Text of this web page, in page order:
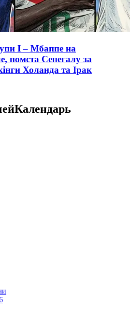
I – Мбаппе на
помста Сенегалу за
Холанда та Ірак
Календарь